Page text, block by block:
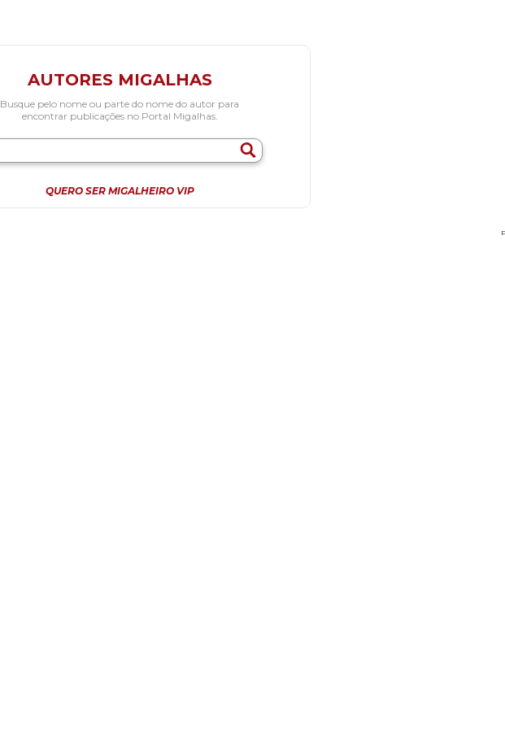
AUTORES MIGALHAS
Busque pelo nome ou parte do nome do autor para
encontrar publicações no Portal Migalhas.
QUERO SER MIGALHEIRO VIP